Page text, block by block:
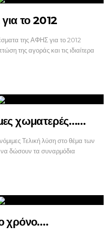
το 2012
της ΑΦΗΣ για το 2012
της αγοράς και τις ιδιαίτερα
χωματερές……
Τελική λύση στο θέμα των
δώσουν τα συναρμόδια
χρόνο….